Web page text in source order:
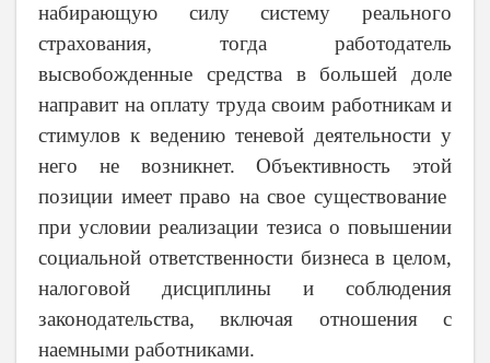
набирающую силу систему реального
страхования, тогда работодатель
высвобожденные средства в большей доле
направит на оплату труда своим работникам и
стимулов к ведению теневой деятельности у
него не возникнет. Объективность этой
позиции имеет право на свое существование
при условии реализации тезиса о повышении
социальной ответственности бизнеса в целом,
налоговой дисциплины и соблюдения
законодательства, включая отношения с
наемными работниками.